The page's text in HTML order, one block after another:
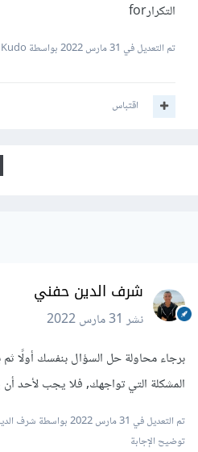
التكرارfor
تم التعديل في 31 مارس 2022 بواسطة Senshi Kudo
اقتباس
شرف الدين حفني
نشر31 مارس 2022
برجاء محاولة حل السؤال بنفسك أولًا
المشكلة التي تواجهك, فلا يجب لأحد أن
تم التعديل في 31 مارس 2022
بواسطة شرف
توضيح الإجابة